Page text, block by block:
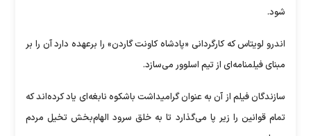
شود.
اندرو لویتاس که کارگردانی «پادشاه کاونت گاردن» را برعهده دارد آن را بر
مبنای فیلمنامه‌ای از تیم اسلوور می‌سازد.
سازندگان فیلم از آن به عنوان گرامیداشت باشکوه نابغه‌ای یاد کرده‌اند که
تمام قوانین را زیر پا می‌گذارد تا به خلق سرود الهام‌بخش تخیل مردم